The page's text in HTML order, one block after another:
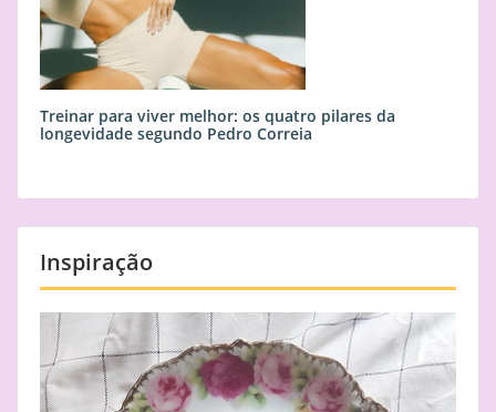
Treinar para viver melhor: os quatro pilares da
longevidade segundo Pedro Correia
Inspiração